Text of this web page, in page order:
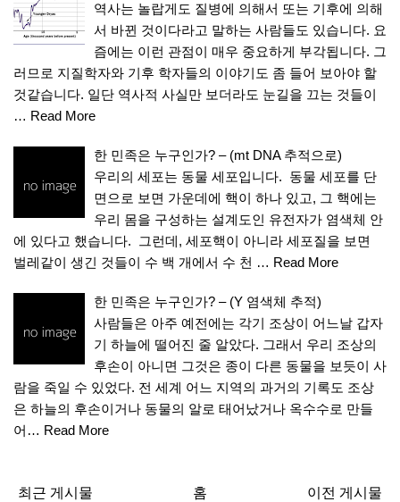
역사는 놀랍게도 질병에 의해서 또는 기후에 의해
서 바뀐 것이다라고 말하는 사람들도 있습니다. 요
즘에는 이런 관점이 매우 중요하게 부각됩니다. 그
러므로 지질학자와 기후 학자들의 이야기도 좀 들어 보아야 할
것같습니다. 일단 역사적 사실만 보더라도 눈길을 끄는 것들이
… Read More
한 민족은 누구인가? – (mt DNA 추적으로)
우리의 세포는 동물 세포입니다. 동물 세포를 단
면으로 보면 가운데에 핵이 하나 있고, 그 핵에는
우리 몸을 구성하는 설계도인 유전자가 염색체 안
에 있다고 했습니다. 그런데, 세포핵이 아니라 세포질을 보면
벌레같이 생긴 것들이 수 백 개에서 수 천 … Read More
한 민족은 누구인가? – (Y 염색체 추적)
사람들은 아주 예전에는 각기 조상이 어느날 갑자
기 하늘에 떨어진 줄 알았다. 그래서 우리 조상의
후손이 아니면 그것은 종이 다른 동물을 보듯이 사
람을 죽일 수 있었다. 전 세계 어느 지역의 과거의 기록도 조상
은 하늘의 후손이거나 동물의 알로 태어났거나 옥수수로 만들
어… Read More
최근 게시물 이전 게시물
홈